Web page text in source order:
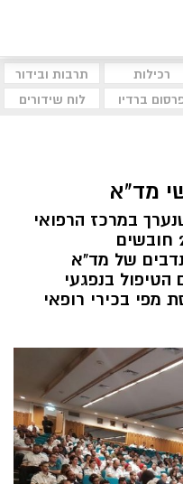
רכילות
תרבות ובידור
ברדיו לוח שידורים
מד"א
במרכז הרפואי
שערי צדק לקחו חלק כ-220 חובשים
של מד"א
הטיפול בנפגעי
מפי בכירי רופאי